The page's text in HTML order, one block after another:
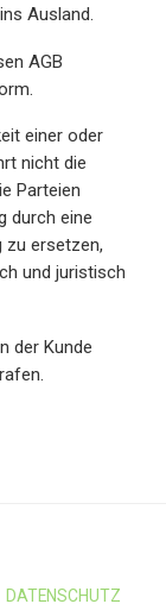
Ausland.
AGB
einer oder
nicht die
Parteien
durch eine
zu ersetzen,
und juristisch
der Kunde
DATENSCHUTZ